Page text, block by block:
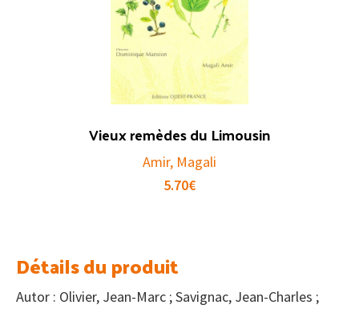
Vieux remèdes du Limousin
Amir, Magali
5.70€
Détails du produit
Autor : Olivier, Jean-Marc ; Savignac, Jean-Charles ;